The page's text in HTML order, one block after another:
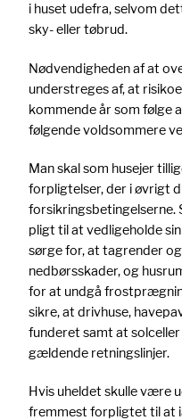
i huset udefra, selvom
sky- eller tøbrud.
Nødvendigheden af at
understreges af, at
kommende år som følge
følgende voldsommere
Man skal som husejer
forpligtelser, der i øvrigt
forsikringsbetingelserne.
pligt til at vedligeholde
sørge for, at tagrender
nedbørsskader, og
for at undgå
sikre, at drivhuse,
funderet samt at
gældende retningslinjer.
Hvis uheldet skulle være
fremmest forpligtet til at